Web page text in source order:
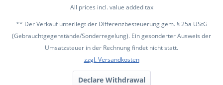
All prices incl. value added tax
** Der Verkauf unterliegt der Differenzbesteuerung gem. § 25a UStG
(Gebrauchtgegenstände/Sonderregelung). Ein gesonderter Ausweis der
Umsatzsteuer in der Rechnung findet nicht statt.
zzgl. Versandkosten
Declare Withdrawal